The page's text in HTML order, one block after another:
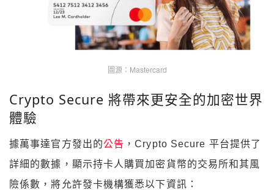
圖源：Mastercard
Crypto Secure 將帶來更安全的加密世界
體驗
據萬事達官方發出的公告 ，Crypto Secure 平台提供了
詳細的數據，顯示持卡人購買加密貨幣的交易所和其風
險係數，將允許發卡機構獲悉以下資訊 ：